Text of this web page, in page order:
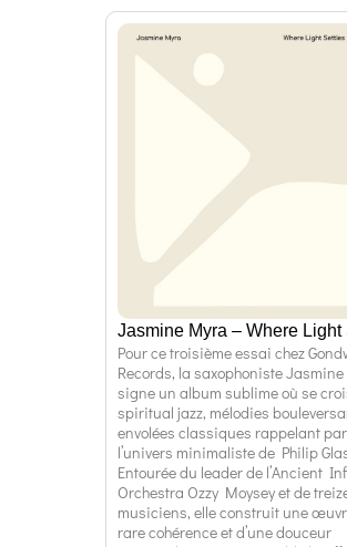
Jasmine Myra – Where Light
Pour ce troisième essai chez
Records, la saxophoniste
signe un album sublime où se
spiritual jazz, mélodies
envolées classiques rappelant
l’univers minimaliste de Philip
Entourée du leader de l’Ancient
Orchestra Ozzy Moysey et de
musiciens, elle construit une
rare cohérence et d’une douceur